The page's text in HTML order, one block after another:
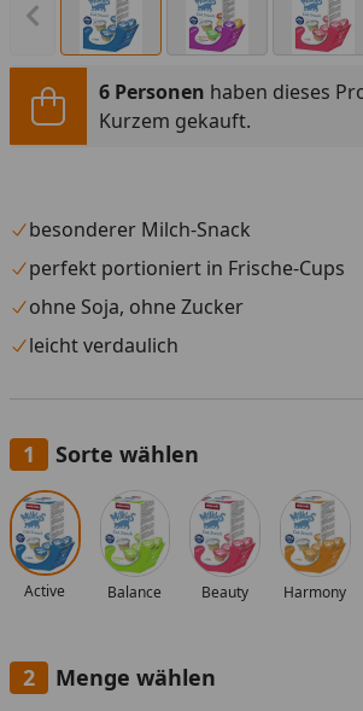
Vorheriges Bild anzeigen
6 Personen haben dieses
Kurzem gekauft.
besonderer Milch-Snack
perfekt portioniert in Frische-Cups
ohne Soja, ohne Zucker
leicht verdaulich
Sorte wählen
Alle anzeigen (6)
Active Balance Beauty Harmony
Menge wählen